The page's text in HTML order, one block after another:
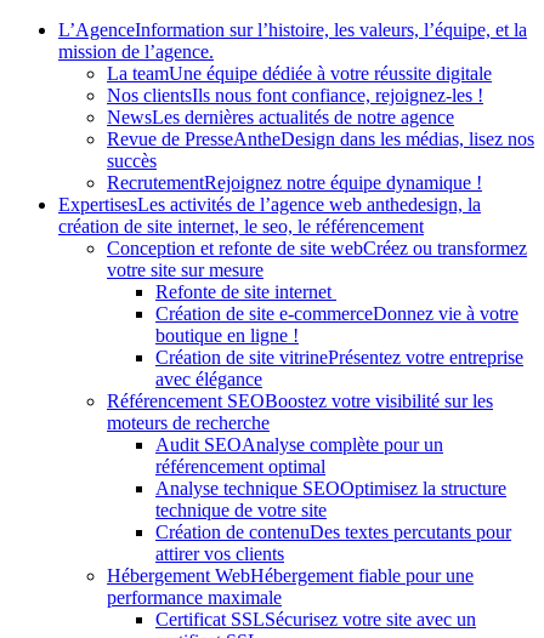
L’AgenceInformation sur l’histoire, les valeurs, l’équipe, et la
mission de l’agence.
La teamUne équipe dédiée à votre réussite digitale
Nos clientsIls nous font confiance, rejoignez-les !
NewsLes dernières actualités de notre agence
Revue de PresseAntheDesign dans les médias, lisez nos
succès
RecrutementRejoignez notre équipe dynamique !
ExpertisesLes activités de l’agence web anthedesign, la
création de site internet, le seo, le référencement
Conception et refonte de site webCréez ou transformez
votre site sur mesure
Refonte de site internet
Création de site e-commerceDonnez vie à votre
boutique en ligne !
Création de site vitrinePrésentez votre entreprise
avec élégance
Référencement SEOBoostez votre visibilité sur les
moteurs de recherche
Audit SEOAnalyse complète pour un
référencement optimal
Analyse technique SEOOptimisez la structure
technique de votre site
Création de contenuDes textes percutants pour
attirer vos clients
Hébergement WebHébergement fiable pour une
performance maximale
Certificat SSLSécurisez votre site avec un